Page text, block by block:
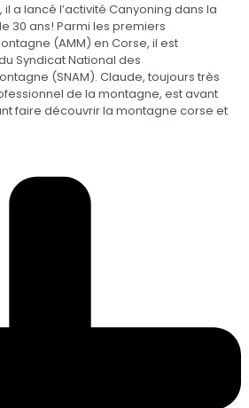
a lancé l’activité Canyoning dans la
30 ans! Parmi les premiers
(AMM) en Corse, il est
Syndicat National des
(SNAM). Claude, toujours très
de la montagne, est avant
faire découvrir la montagne corse et